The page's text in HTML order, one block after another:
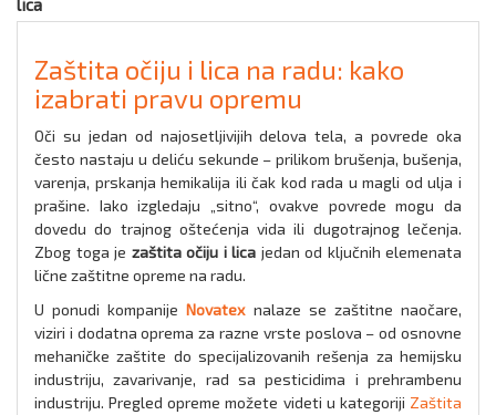
lica
Zaštita očiju i lica na radu: kako
izabrati pravu opremu
Oči su jedan od najosetljivijih delova tela, a povrede oka
često nastaju u deliću sekunde – prilikom brušenja, bušenja,
varenja, prskanja hemikalija ili čak kod rada u magli od ulja i
prašine. Iako izgledaju „sitno“, ovakve povrede mogu da
dovedu do trajnog oštećenja vida ili dugotrajnog lečenja.
Zbog toga je zaštita očiju i lica jedan od ključnih elemenata
lične zaštitne opreme na radu.
U ponudi kompanijeNovatexnalaze se zaštitne naočare,
viziri i dodatna oprema za razne vrste poslova – od osnovne
mehaničke zaštite do specijalizovanih rešenja za hemijsku
industriju, zavarivanje, rad sa pesticidima i prehrambenu
industriju. Pregled opreme možete videti u kategoriji Zaštita